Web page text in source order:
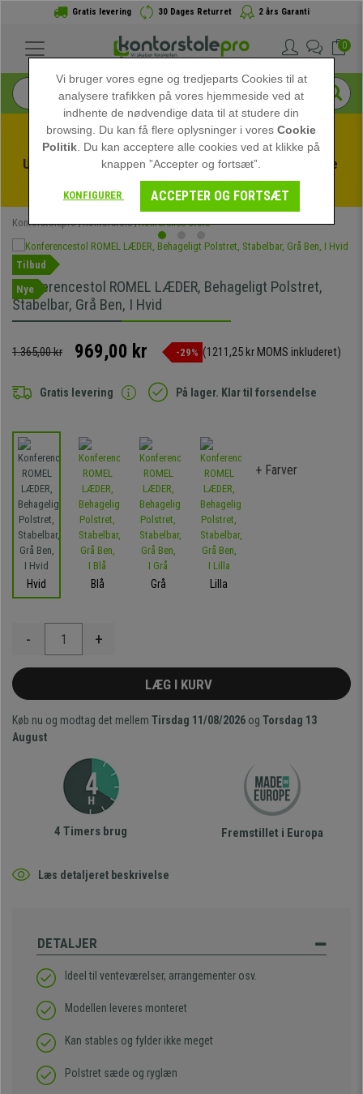
Gratis levering 30 Dages Returret 2 års Garanti
0
Udnyt sommerudsalget hos kontorstolepro! Eksklusive
rabatter i en begrænset periode - Se tilbuddet
Kontorstolepro Kontorstole Konference Stole
Tilbud
Nye
Konferencestol ROMEL LÆDER, Behageligt Polstret,
Stabelbar, Grå Ben, I Hvid
1.365,00 kr 969,00 kr -29% (1211,25 kr MOMS inkluderet)
Gratis levering På lager. Klar til forsendelse
Hvid Blå Grå Lilla
+ Farver
- +
LÆG I KURV
Køb nu og modtag det mellem Tirsdag 11/08/2026 og Torsdag 13
August
4 Timers brug Fremstillet i Europa
Læs detaljeret beskrivelse
DETALJER
Ideel til venteværelser, arrangementer osv.
Modellen leveres monteret
Kan stables og fylder ikke meget
Polstret sæde og ryglæn
Vi bruger vores egne og tredjeparts Cookies til at
analysere trafikken på vores hjemmeside ved at
indhente de nødvendige data til at studere din
browsing. Du kan få flere oplysninger i voresCookie
Politik . Du kan acceptere alle cookies ved at klikke på
knappen ”Accepter og fortsæt”.
KONFIGURER ACCEPTER OG FORTSÆT